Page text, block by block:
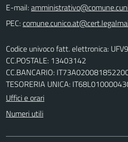
E-mail:
PEC:
Codice univoco fatt. elettronica:
CC.POSTALE: 13403142
CC.BANCARIO:
TESORERIA UNICA:
Uffici e orari
Numeri utili